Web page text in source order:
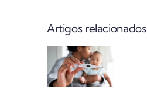
Artigos relacionados